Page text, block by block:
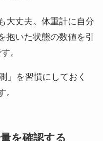
大丈夫。体重計に自分
抱いた状態の数値を引
。
」を習慣にしておく
。
を確認する